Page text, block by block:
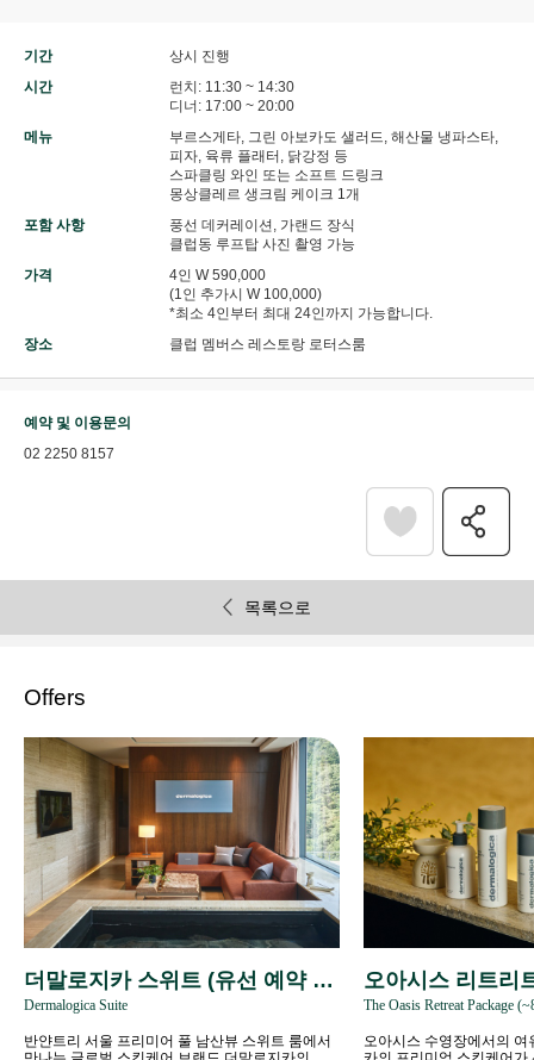
기간
상시 진행
시간
런치: 11:30 ~ 14:30
디너: 17:00 ~ 20:00
메뉴
부르스게타, 그린 아보카도 샐러드, 해산물 냉파스타,
피자, 육류 플래터, 닭강정 등
스파클링 와인 또는 소프트 드링크
몽상클레르 생크림 케이크 1개
포함 사항
풍선 데커레이션, 가랜드 장식
클럽동 루프탑 사진 촬영 가능
가격
4인 W 590,000
(1인 추가시 W 100,000)
*최소 4인부터 최대 24인까지 가능합니다.
장소
클럽 멤버스 레스토랑 로터스룸
예약 및 이용문의
02 2250 8157
목록으로
Offers
더말로지카 스위트 (유선 예약 전
용)
Dermalogica Suite
반얀트리 서울 프리미어 풀 남산뷰 스위트 룸에서
오아시스 리트리
3)
The Oasis Retreat Package
오아시스 수영장에서의